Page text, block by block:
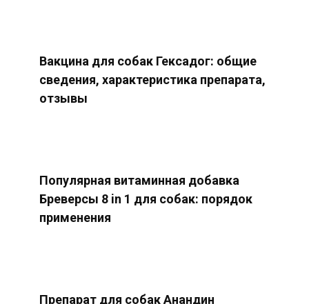
Вакцина для собак Гексадог: общие
сведения, характеристика препарата,
отзывы
Популярная витаминная добавка
Бреверсы 8 in 1 для собак: порядок
применения
Препарат для собак Анандин